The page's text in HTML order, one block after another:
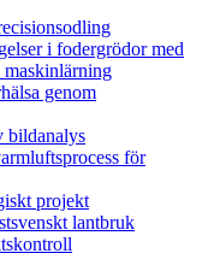
i fodergrödor med
maskinlärning
genom
bildanalys
för
projekt
lantbruk